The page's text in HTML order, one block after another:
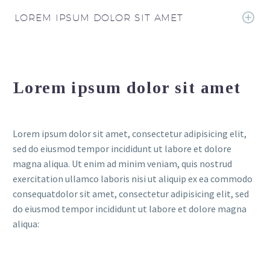
LOREM IPSUM DOLOR SIT AMET
Lorem ipsum dolor sit amet
Lorem ipsum dolor sit amet, consectetur adipisicing elit,
sed do eiusmod tempor incididunt ut labore et dolore
magna aliqua. Ut enim ad minim veniam, quis nostrud
exercitation ullamco laboris nisi ut aliquip ex ea commodo
consequatdolor sit amet, consectetur adipisicing elit, sed
do eiusmod tempor incididunt ut labore et dolore magna
aliqua: